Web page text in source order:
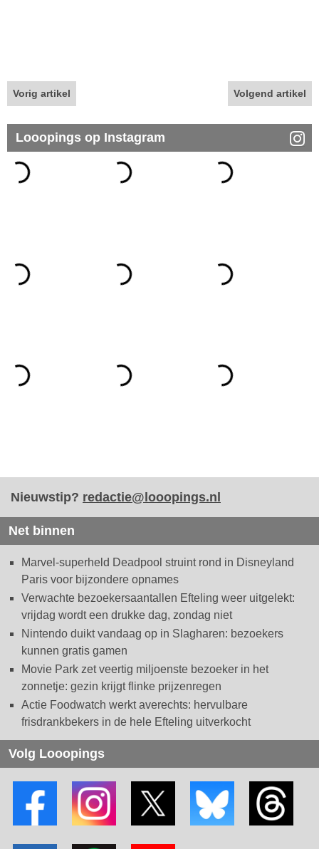
Vorig artikel Volgend artikel
Looopings op Instagram
Nieuwstip? redactie@looopings.nl
Net binnen
Marvel-superheld Deadpool struint rond in Disneyland
Paris voor bijzondere opnames
Verwachte bezoekersaantallen Efteling weer uitgelekt:
vrijdag wordt een drukke dag, zondag niet
Nintendo duikt vandaag op in Slagharen: bezoekers
kunnen gratis gamen
Movie Park zet veertig miljoenste bezoeker in het
zonnetje: gezin krijgt flinke prijzenregen
Actie Foodwatch werkt averechts: hervulbare
frisdrankbekers in de hele Efteling uitverkocht
Volg Looopings